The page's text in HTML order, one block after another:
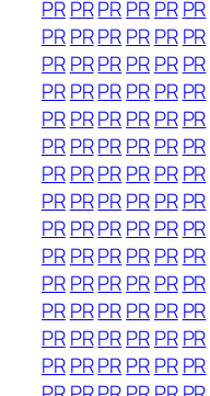
PRPRPRPRPR PR
PRPRPRPRPR PR
PRPRPRPRPR PR
PRPRPRPRPR PR
PRPRPRPRPR PR
PRPRPRPRPR PR
PRPRPRPRPR PR
PRPRPRPRPR PR
PRPRPRPRPR PR
PRPRPRPRPR PR
PRPRPRPRPR PR
PRPRPRPRPR PR
PRPRPRPRPR PR
PRPRPRPRPR PR